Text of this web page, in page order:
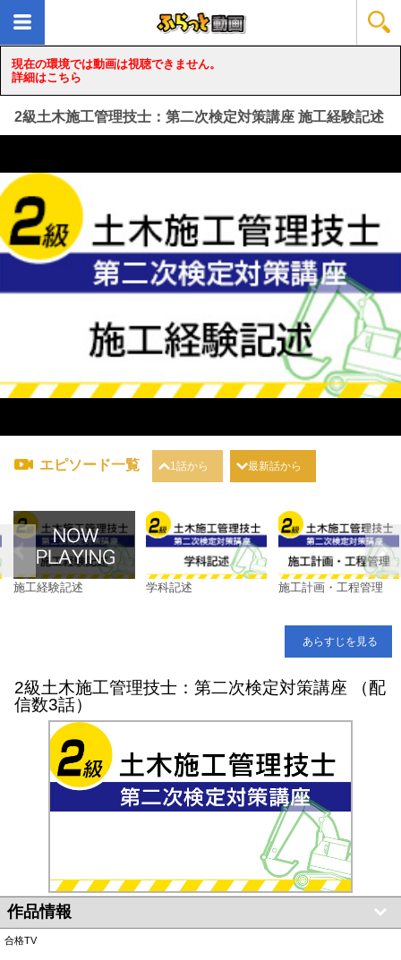
現在の環境では動画は視聴できません。
詳細はこちら
2級土木施工管理技士：第二次検定対策講座 施工経験記述
loading...
エピソード一覧 1話から 最新話から
施工経験記述 学科記述 施工計画・工程管理
あらすじを見る
2級土木施工管理技士：第二次検定対策講座 （配
信数3話）
作品情報
合格TV